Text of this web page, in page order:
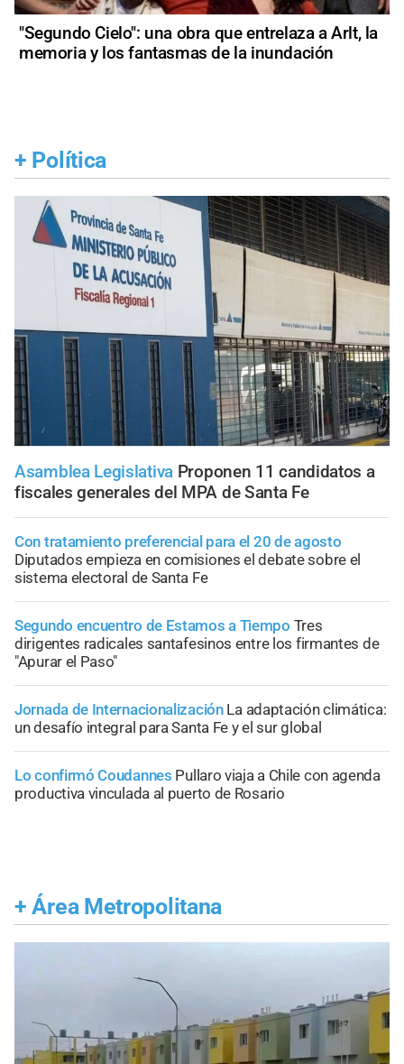
"Segundo Cielo": una obra que entrelaza a Arlt, la
memoria y los fantasmas de la inundación
+ Política
Asamblea Legislativa Proponen 11 candidatos a
fiscales generales del MPA de Santa Fe
Con tratamiento preferencial para el 20 de agosto
Diputados empieza en comisiones el debate sobre el
sistema electoral de Santa Fe
Segundo encuentro de Estamos a Tiempo Tres
dirigentes radicales santafesinos entre los firmantes de
"Apurar el Paso"
Jornada de Internacionalización La adaptación climática:
un desafío integral para Santa Fe y el sur global
Lo confirmó Coudannes Pullaro viaja a Chile con agenda
productiva vinculada al puerto de Rosario
+ Área Metropolitana